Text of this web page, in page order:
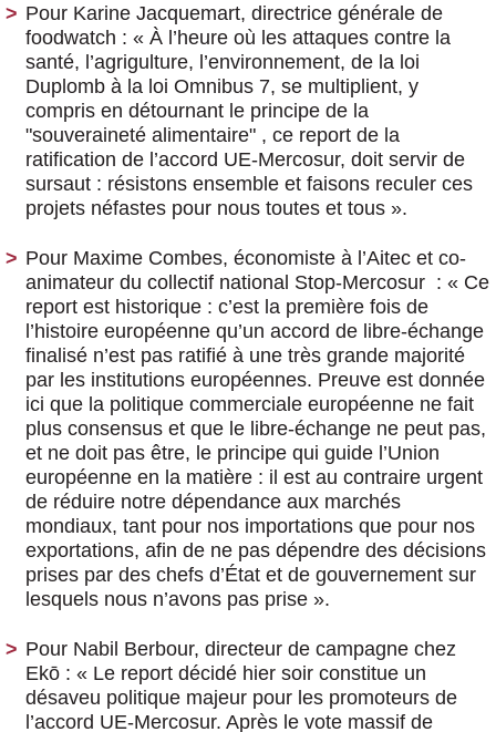
Pour Karine Jacquemart, directrice générale de
foodwatch : « À l’heure où les attaques contre la
santé, l’agrigulture, l’environnement, de la loi
Duplomb à la loi Omnibus 7, se multiplient, y
compris en détournant le principe de la
"souveraineté alimentaire" , ce report de la
ratification de l’accord UE-Mercosur, doit servir de
sursaut : résistons ensemble et faisons reculer ces
projets néfastes pour nous toutes et tous ».
Pour Maxime Combes, économiste à l’Aitec et co-
animateur du collectif national Stop-Mercosur : « Ce
report est historique : c’est la première fois de
l’histoire européenne qu’un accord de libre-échange
finalisé n’est pas ratifié à une très grande majorité
par les institutions européennes. Preuve est donnée
ici que la politique commerciale européenne ne fait
plus consensus et que le libre-échange ne peut pas,
et ne doit pas être, le principe qui guide l’Union
européenne en la matière : il est au contraire urgent
de réduire notre dépendance aux marchés
mondiaux, tant pour nos importations que pour nos
exportations, afin de ne pas dépendre des décisions
prises par des chefs d’État et de gouvernement sur
lesquels nous n’avons pas prise ».
Pour Nabil Berbour, directeur de campagne chez
Ekō : « Le report décidé hier soir constitue un
désaveu politique majeur pour les promoteurs de
l’accord UE-Mercosur. Après le vote massif de